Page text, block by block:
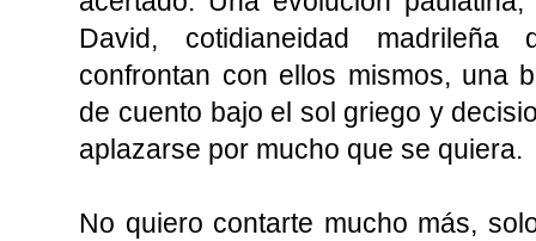
David, cotidianeidad
confrontan con ellos mismos, una
de cuento bajo el sol griego y
aplazarse por mucho que se quiera.
No quiero contarte mucho más,